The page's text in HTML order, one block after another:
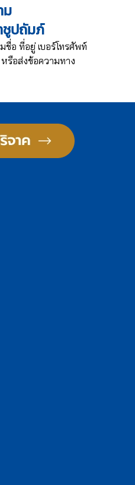
ม
ชูปถัมภ์
อ ที่อยู่ เบอร์โทรศัพท์
รือส่งข้อความทาง